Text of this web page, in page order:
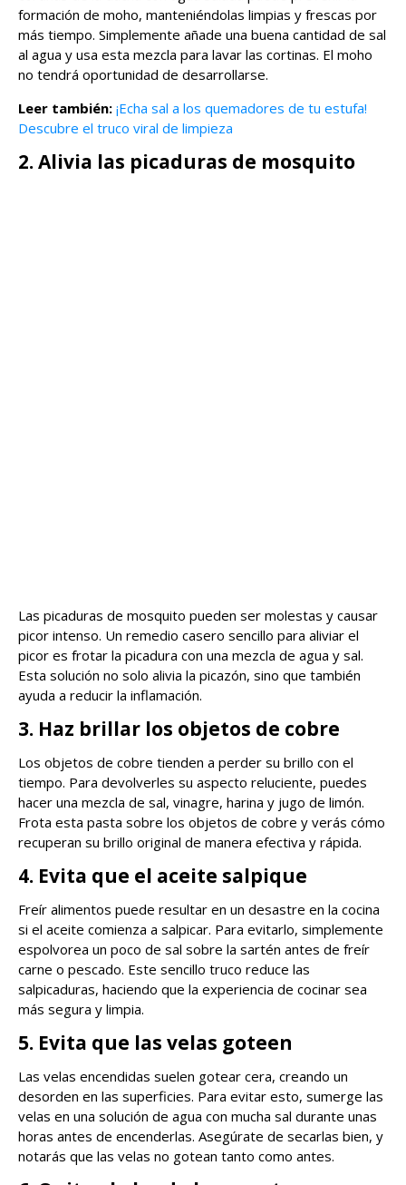
formación de moho, manteniéndolas limpias y frescas por
más tiempo. Simplemente añade una buena cantidad de sal
al agua y usa esta mezcla para lavar las cortinas. El moho
no tendrá oportunidad de desarrollarse.
Leer también: ¡Echa sal a los quemadores de tu estufa!
Descubre el truco viral de limpieza
2. Alivia las picaduras de mosquito
Las picaduras de mosquito pueden ser molestas y causar
picor intenso. Un remedio casero sencillo para aliviar el
picor es frotar la picadura con una mezcla de agua y sal.
Esta solución no solo alivia la picazón, sino que también
ayuda a reducir la inflamación.
3. Haz brillar los objetos de cobre
Los objetos de cobre tienden a perder su brillo con el
tiempo. Para devolverles su aspecto reluciente, puedes
hacer una mezcla de sal, vinagre, harina y jugo de limón.
Frota esta pasta sobre los objetos de cobre y verás cómo
recuperan su brillo original de manera efectiva y rápida.
4. Evita que el aceite salpique
Freír alimentos puede resultar en un desastre en la cocina
si el aceite comienza a salpicar. Para evitarlo, simplemente
espolvorea un poco de sal sobre la sartén antes de freír
carne o pescado. Este sencillo truco reduce las
salpicaduras, haciendo que la experiencia de cocinar sea
más segura y limpia.
5. Evita que las velas goteen
Las velas encendidas suelen gotear cera, creando un
desorden en las superficies. Para evitar esto, sumerge las
velas en una solución de agua con mucha sal durante unas
horas antes de encenderlas. Asegúrate de secarlas bien, y
notarás que las velas no gotean tanto como antes.